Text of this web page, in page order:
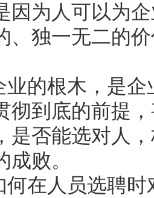
因为人可以为
、独一无二的
业的根木，是
彻到底的前提
是否能选对人
败。
何在人员选聘